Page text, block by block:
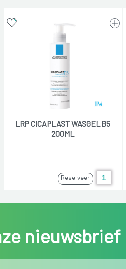
LRP CICAPLAST WASGEL B5
200ML
Reserveer
nieuwsbrief